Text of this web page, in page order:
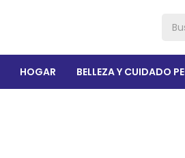
HOGAR BELLEZA Y CUIDADO